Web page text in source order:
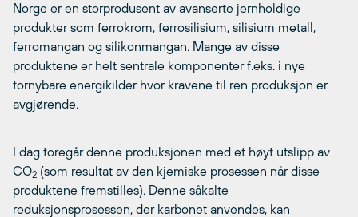
Norge er en storprodusent av avanserte jernholdige
produkter som ferrokrom, ferrosilisium, silisium metall,
ferromangan og silikonmangan. Mange av disse
produktene er helt sentrale komponenter f.eks. i nye
fornybare energikilder hvor kravene til ren produksjon er
avgjørende.
I dag foregår denne produksjonen med et høyt utslipp av
CO2 (som resultat av den kjemiske prosessen når disse
produktene fremstilles). Denne såkalte
reduksjonsprosessen, der karbonet anvendes, kan